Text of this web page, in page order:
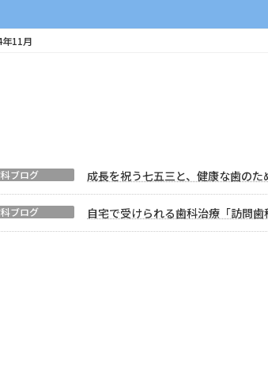
11月
ブログ 成長を祝う七五三と、健康な歯のた
ブログ 自宅で受けられる歯科治療「訪問歯